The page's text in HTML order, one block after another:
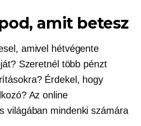
amit betesz
amivel hétvégente
Szeretnél több pénzt
Érdekel, hogy
Az online
világában mindenki számára